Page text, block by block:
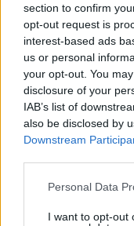
section to confirm
opt-out request is
interest-based ads
us or personal
your opt-out. You
disclosure of your
IAB’s list of
also be disclosed by
Downstream
Please note that this
not limited to your
Personal Data
I want to opt-out
Αυτά τα τρία ζώδια
επιτυχία τον
πριν 19 λεπτά
Στις 2
προγράμματος της
πριν 19 λεπτά
Ο Morrissey
πριν 22 λεπτά
για τον χαρακτήρα
πριν 30 λεπτά